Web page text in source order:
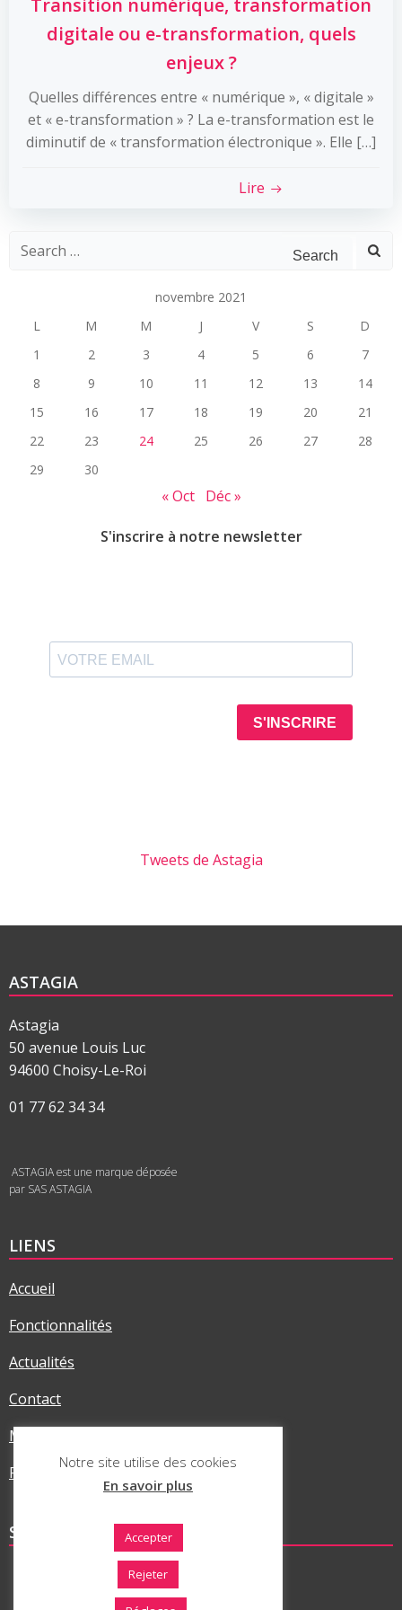
Transition numérique, transformation
digitale ou e-transformation, quels
enjeux ?
Quelles différences entre « numérique », « digitale »
et « e-transformation » ? La e-transformation est le
diminutif de « transformation électronique ». Elle […]
Lire
Search
novembre 2021
L
M M J V S
D
1
2 3 4 5 6
7
8
9 10 11 12 13
14
15
16 17 18 19 20
21
22
23 24 25 26 27
28
29
30
« Oct Déc »
S'inscrire à notre newsletter
Tweets de Astagia
ASTAGIA
Astagia
50 avenue Louis Luc
94600 Choisy-Le-Roi
01 77 62 34 34
ASTAGIA est une marque déposée
par SAS ASTAGIA
LIENS
Accueil
Fonctionnalités
Actualités
Contact
Mentions légales
Politique RGPD
SUR LES RÉSEAUX
Notre site utilise des cookies
En savoir plus
Accepter
Rejeter